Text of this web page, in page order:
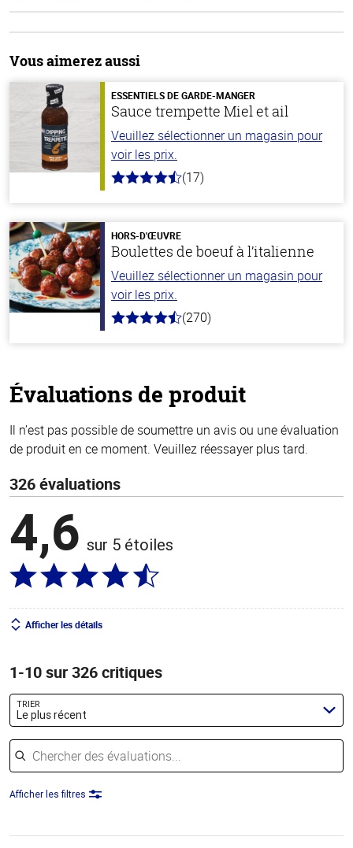
Vous aimerez aussi
ESSENTIELS DE GARDE-MANGER
Sauce trempette Miel et ail
Veuillez sélectionner un magasin pour
voir les prix.
4.8
stars
(17)
HORS-D'ŒUVRE
Boulettes de boeuf à l’italienne
Veuillez sélectionner un magasin pour
voir les prix.
4.5
(270)
Évaluations de produit
Il n’est pas possible de soumettre un avis ou une évaluation
de produit en ce moment. Veuillez réessayer plus tard.
326 évaluations
4,6 sur 5 étoiles
Afficher les détails
1-10 sur 326 critiques
TRIER
Le plus récent
Chercher des évaluations
Afficher les filtres